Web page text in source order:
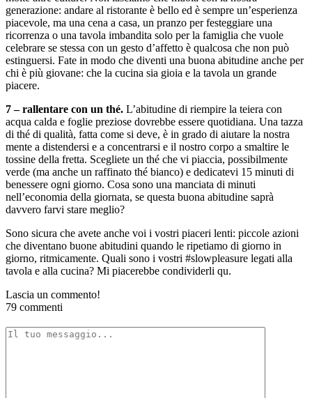
generazione: andare al ristorante è bello ed è sempre un’esperienza
piacevole, ma una cena a casa, un pranzo per festeggiare una
ricorrenza o una tavola imbandita solo per la famiglia che vuole
celebrare se stessa con un gesto d’affetto è qualcosa che non può
estinguersi. Fate in modo che diventi una buona abitudine anche per
chi è più giovane: che la cucina sia gioia e la tavola un grande
piacere.
7 – rallentare con un thé. L’abitudine di riempire la teiera con
acqua calda e foglie preziose dovrebbe essere quotidiana. Una tazza
di thé di qualità, fatta come si deve, è in grado di aiutare la nostra
mente a distendersi e a concentrarsi e il nostro corpo a smaltire le
tossine della fretta. Scegliete un thé che vi piaccia, possibilmente
verde (ma anche un raffinato thé bianco) e dedicatevi 15 minuti di
benessere ogni giorno. Cosa sono una manciata di minuti
nell’economia della giornata, se questa buona abitudine saprà
davvero farvi stare meglio?
Sono sicura che avete anche voi i vostri piaceri lenti: piccole azioni
che diventano buone abitudini quando le ripetiamo di giorno in
giorno, ritmicamente. Quali sono i vostri #slowpleasure legati alla
tavola e alla cucina? Mi piacerebbe condividerli qu.
Lascia un commento!
79 commenti